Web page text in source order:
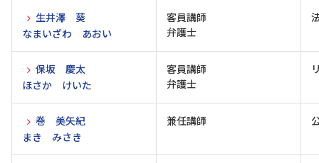
生井澤 葵
なまいざわ あおい
客員講師
弁護士
保坂 慶太
ほさか けいた
客員講師
弁護士
巻 美矢紀
まき みさき
兼任講師